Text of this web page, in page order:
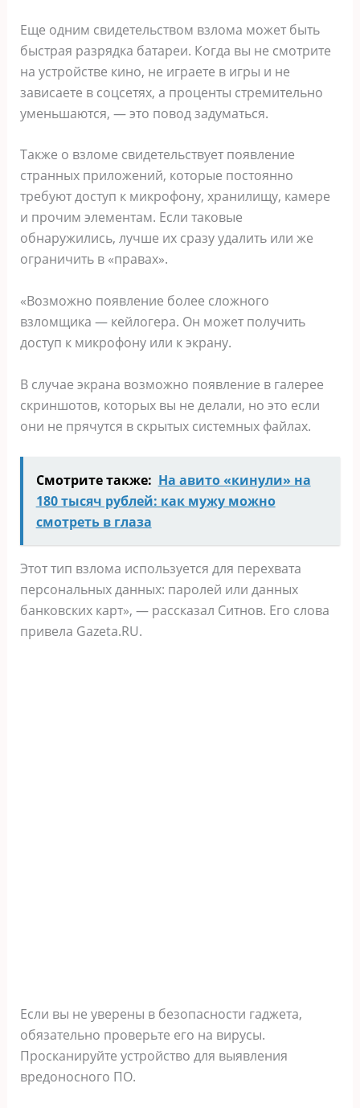
Еще одним свидетельством взлома может быть
быстрая разрядка батареи. Когда вы не смотрите
на устройстве кино, не играете в игры и не
зависаете в соцсетях, а проценты стремительно
уменьшаются, — это повод задуматься.
Также о взломе свидетельствует появление
странных приложений, которые постоянно
требуют доступ к микрофону, хранилищу, камере
и прочим элементам. Если таковые
обнаружились, лучше их сразу удалить или же
ограничить в «правах».
«Возможно появление более сложного
взломщика — кейлогера. Он может получить
доступ к микрофону или к экрану.
В случае экрана возможно появление в галерее
скриншотов, которых вы не делали, но это если
они не прячутся в скрытых системных файлах.
Смотрите также: На авито «кинули» на
180 тысяч рублей: как мужу можно
смотреть в глаза
Этот тип взлома используется для перехвата
персональных данных: паролей или данных
банковских карт», — рассказал Ситнов. Его слова
привела Gazeta.RU.
Если вы не уверены в безопасности гаджета,
обязательно проверьте его на вирусы.
Просканируйте устройство для выявления
вредоносного ПО.